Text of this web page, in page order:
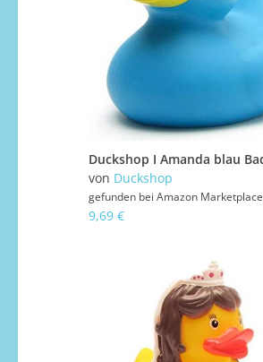
von Duckshop
gefunden bei Amazon Marketplace
9,69 €